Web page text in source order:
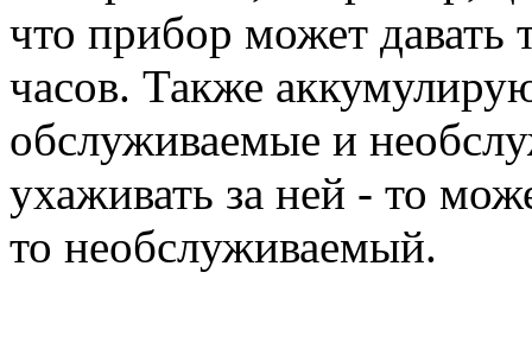
что прибор может давать
часов. Также
обслуживаемые и
ухаживать за ней - то
то необслуживаемый.